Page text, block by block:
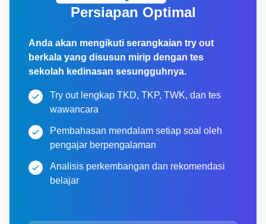
Persiapan Optimal
Anda akan mengikuti serangkaian try out
berkala yang disusun mirip dengan tes
sekolah kedinasan sesungguhnya.
Try out lengkap TKD, TKP, TWK, dan tes
wawancara
Pembahasan mendalam setiap soal oleh
pengajar berpengalaman
Analisis perkembangan dan rekomendasi
belajar